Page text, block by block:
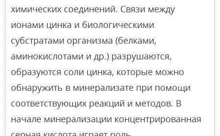
химических соединений. Связи между
ионами цинка и биологическими
субстратами организма (белками,
аминокислотами и др.) разрушаются,
образуются соли цинка, которые можно
обнаружить в минерализате при помощи
соответствующих реакций и методов. В
начале минерализации концентрированная